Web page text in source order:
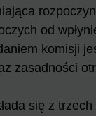
od
komisji
zasadności
się z trzech